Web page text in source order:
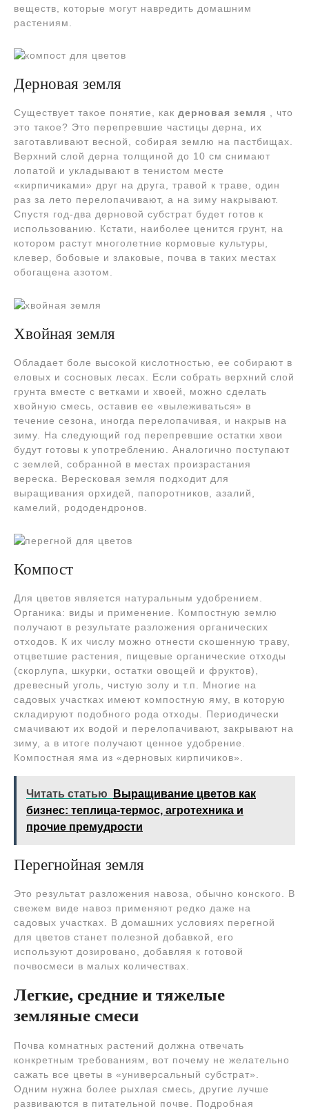
веществ, которые могут навредить домашним
растениям.
Дерновая земля
Существует такое понятие, как дерновая земля , что
это такое? Это перепревшие частицы дерна, их
заготавливают весной, собирая землю на пастбищах.
Верхний слой дерна толщиной до 10 см снимают
лопатой и укладывают в тенистом месте
«кирпичиками» друг на друга, травой к траве, один
раз за лето перелопачивают, а на зиму накрывают.
Спустя год-два дерновой субстрат будет готов к
использованию. Кстати, наиболее ценится грунт, на
котором растут многолетние кормовые культуры,
клевер, бобовые и злаковые, почва в таких местах
обогащена азотом.
Хвойная земля
Обладает боле высокой кислотностью, ее собирают в
еловых и сосновых лесах. Если собрать верхний слой
грунта вместе с ветками и хвоей, можно сделать
хвойную смесь, оставив ее «вылеживаться» в
течение сезона, иногда перелопачивая, и накрыв на
зиму. На следующий год перепревшие остатки хвои
будут готовы к употреблению. Аналогично поступают
с землей, собранной в местах произрастания
вереска. Вересковая земля подходит для
выращивания орхидей, папоротников, азалий,
камелий, рододендронов.
Компост
Для цветов является натуральным удобрением.
Органика: виды и применение. Компостную землю
получают в результате разложения органических
отходов. К их числу можно отнести скошенную траву,
отцветшие растения, пищевые органические отходы
(скорлупа, шкурки, остатки овощей и фруктов),
древесный уголь, чистую золу и т.п. Многие на
садовых участках имеют компостную яму, в которую
складируют подобного рода отходы. Периодически
смачивают их водой и перелопачивают, закрывают на
зиму, а в итоге получают ценное удобрение.
Компостная яма из «дерновых кирпичиков».
Читать статью
Выращивание цветов как
бизнес: теплица-термос, агротехника и
прочие премудрости
Перегнойная земля
Это результат разложения навоза, обычно конского. В
свежем виде навоз применяют редко даже на
садовых участках. В домашних условиях перегной
для цветов станет полезной добавкой, его
используют дозировано, добавляя к готовой
почвосмеси в малых количествах.
Легкие, средние и тяжелые
земляные смеси
Почва комнатных растений должна отвечать
конкретным требованиям, вот почему не желательно
сажать все цветы в «универсальный субстрат».
Одним нужна более рыхлая смесь, другие лучше
развиваются в питательной почве. Подробная